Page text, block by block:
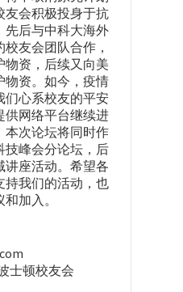
友会积极投身于抗
先后与中科大海外
友会团队合作，
物资，后续又向美
物资。如今，疫情
们心系校友的平安
供网络平台继续进
本次论坛将同时作
技峰会分论坛，后
讲座活动。希望各
持我们的活动，也
加入。
士顿校友会